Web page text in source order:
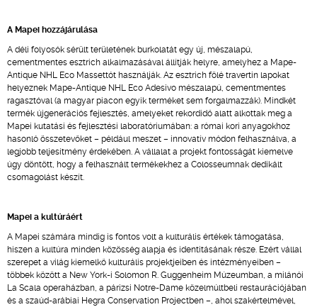
A Mapei hozzájárulása
A déli folyosók sérült területének burkolatát egy új, mészalapú,
cementmentes esztrich alkalmazásával állítják helyre, amelyhez a Mape-
Antique NHL Eco Massettót használják. Az esztrich fölé travertin lapokat
helyeznek Mape-Antique NHL Eco Adesivo mészalapú, cementmentes
ragasztóval (a magyar piacon egyik terméket sem forgalmazzák). Mindkét
termék újgenerációs fejlesztés, amelyeket rekordidő alatt alkottak meg a
Mapei kutatási és fejlesztési laboratóriumában: a római kori anyagokhoz
hasonló összetevőket – például meszet – innovatív módon felhasználva, a
legjobb teljesítmény érdekében. A vállalat a projekt fontosságát kiemelve
úgy döntött, hogy a felhasznált termékekhez a Colosseumnak dedikált
csomagolást készít.
Mapei a kultúráért
A Mapei számára mindig is fontos volt a kulturális értékek támogatása,
hiszen a kultúra minden közösség alapja és identitásának része. Ezért vállal
szerepet a világ kiemelkő kulturális projektjeiben és intézményeiben –
többek között a New York-i Solomon R. Guggenheim Múzeumban, a milánói
La Scala operaházban, a párizsi Notre-Dame közelmúltbeli restaurációjában
és a szaúd-arábiai Hegra Conservation Projectben –, ahol szakértelmével,